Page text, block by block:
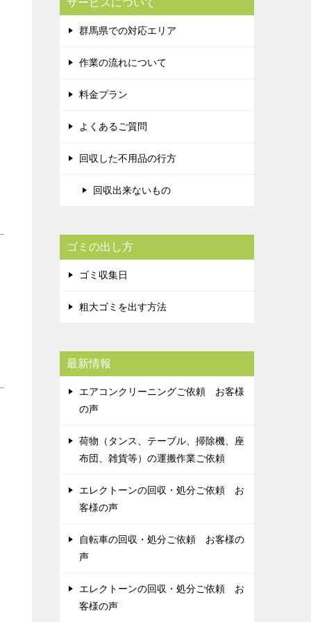
サービスについて
群馬県での対応エリア
作業の流れについて
料金プラン
よくあるご質問
回収した不用品の行方
回収出来ないもの
ゴミの出し方
ゴミ収集日
粗大ゴミを出す方法
最新情報
エアコンクリーニングご依頼 お客様
の声
荷物（タンス、テーブル、掃除機、座
布団、雑貨等）の運搬作業ご依頼
エレクトーンの回収・処分ご依頼 お
客様の声
自転車の回収・処分ご依頼 お客様の
声
エレクトーンの回収・処分ご依頼 お
客様の声